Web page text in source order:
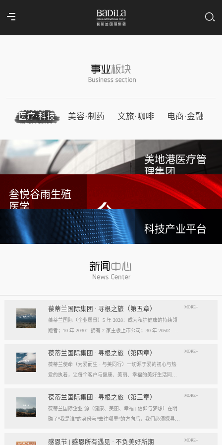
医疗·科技 美容·制药 文旅·咖啡 电商·金融
美地港医疗管
理集团
叁悦谷雨生殖
医学
科技产业平台
葆蒂兰国际集团 · 寻根之旅（第五章）
葆蒂兰国际（企业愿景）5 年 2028：成为私护健康的持续领
跑者；10 年 2030：拥有 2 家主板上市公司；30 年 2050：成
葆蒂兰国际立志成为健康产业中一个响亮的中国品牌。我们
以“为爱而生，与美同行”为使命，绘制出一幅清晰而雄心勃
勃的发展蓝图，旨在以坚实的步伐，从专业的深度走向事业
028 | 5年愿景）成为“私护健康领域的持续领跑者”· 定位： 我
MORE+
葆蒂兰国际集团 · 寻根之旅（第四章）
葆蒂兰使命（为爱而生 · 与美同行）一切源于爱的初心与热
爱的执着，让每个客户与健康、美丽、幸福的美好生活同
双翼“爱的初心”与“热爱的执着”，共同构成了葆蒂兰的精神内
核与力量源泉，二者如同呼吸，一呼一吸，生生不息。爱的
初心，是我们的根脉与方向。它是最初那份纯粹的善意、利
MORE+
葆蒂兰国际集团 · 寻根之旅（第三章）
葆蒂兰国际企业-源（健康、美丽、幸福 | 信仰与梦想）在明
确了“我是谁”的身份与“去往哪里”的方向后，我们必须探寻滋
格局与能量。它，就是葆蒂兰的“源”——我们一切思想与行
MORE+
感恩节 | 感恩所有遇见 · 不负美好所期 MORE+